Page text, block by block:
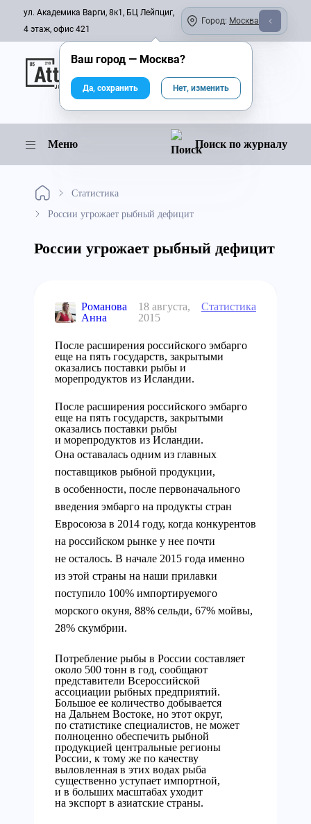
ул. Академика Варги, 8к1, БЦ Лейпциг,
4 этаж, офис 421
Город: Москва
Онлайн-журнал
Меню Поиск по журналу
Статистика
России угрожает рыбный дефицит
России угрожает рыбный дефицит
Романова
Анна
18 августа,
2015
Статистика
После расширения российского эмбарго
еще на пять государств, закрытыми
оказались поставки рыбы и
морепродуктов из Исландии.
После расширения российского эмбарго
еще на пять государств, закрытыми
оказались поставки рыбы
и морепродуктов из Исландии.
Она оставалась одним из главных
поставщиков рыбной продукции,
в особенности, после первоначального
введения эмбарго на продукты стран
Евросоюза в 2014 году, когда конкурентов
на российском рынке у нее почти
не осталось. В начале 2015 года именно
из этой страны на наши прилавки
поступило 100% импортируемого
морского окуня, 88% сельди, 67% мойвы,
28% скумбрии.
Потребление рыбы в России составляет
около 500 тонн в год, сообщают
представители Всероссийской
ассоциации рыбных предприятий.
Большое ее количество добывается
на Дальнем Востоке, но этот округ,
по статистике специалистов, не может
полноценно обеспечить рыбной
продукцией центральные регионы
России, к тому же по качеству
выловленная в этих водах рыба
существенно уступает импортной,
и в больших масштабах уходит
на экспорт в азиатские страны.
Ваш город — Москва?
Да, сохранить Нет, изменить